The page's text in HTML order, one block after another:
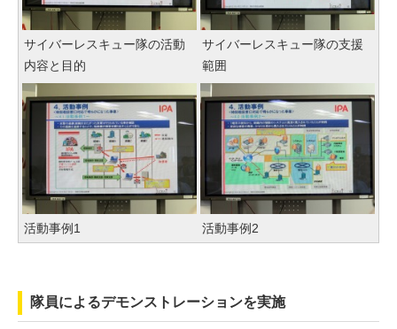
サイバーレスキュー隊の活動
内容と目的
サイバーレスキュー隊の支援
範囲
活動事例1 活動事例2
隊員によるデモンストレーションを実施